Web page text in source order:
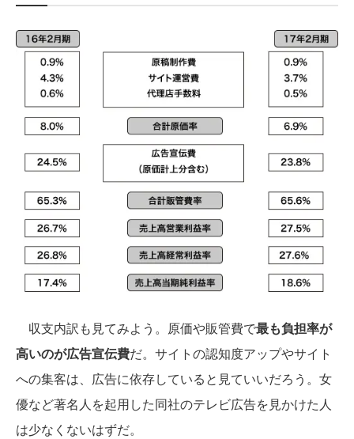
収支内訳も見てみよう。原価や販管費で最も負担率が
高いのが広告宣伝費だ。サイトの認知度アップやサイト
への集客は、広告に依存していると見ていいだろう。女
優など著名人を起用した同社のテレビ広告を見かけた人
は少なくないはずだ。